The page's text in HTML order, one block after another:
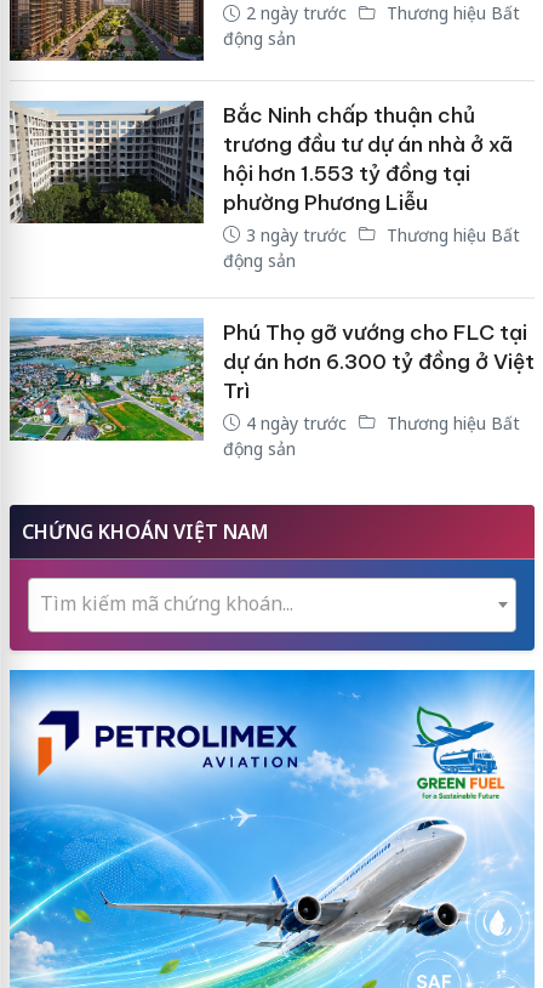
2 ngày trước
Thương hiệu Bất
động sản
Bắc Ninh chấp thuận chủ
trương đầu tư dự án nhà ở xã
hội hơn 1.553 tỷ đồng tại
phường Phương Liễu
3 ngày trước
Thương hiệu Bất
động sản
Phú Thọ gỡ vướng cho FLC tại
dự án hơn 6.300 tỷ đồng ở Việt
Trì
4 ngày trước
Thương hiệu Bất
động sản
CHỨNG KHOÁN VIỆT NAM
Tìm kiếm mã chứng khoán...